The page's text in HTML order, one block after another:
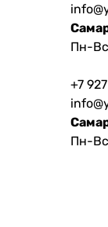
Пн-
+7
Пн-